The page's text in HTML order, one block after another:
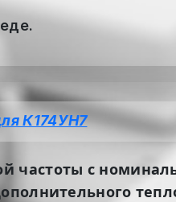
К174УН7
частоты с